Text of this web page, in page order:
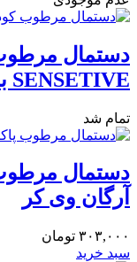
دستمال
SENSETIVE بسته 100 عددی
تمام شد
آرگان وی کر
۳۰۳,۰۰۰ تومان
سبد خرید